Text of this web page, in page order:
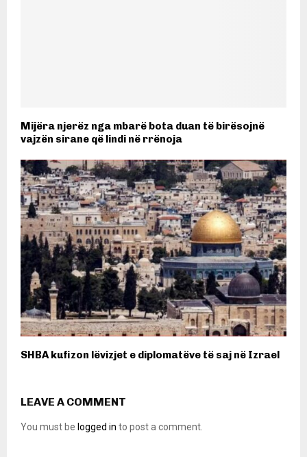
Mijëra njerëz nga mbarë bota duan të birësojnë
vajzën sirane që lindi në rrënoja
SHBA kufizon lëvizjet e diplomatëve të saj në Izrael
LEAVE A COMMENT
You must be logged in to post a comment.